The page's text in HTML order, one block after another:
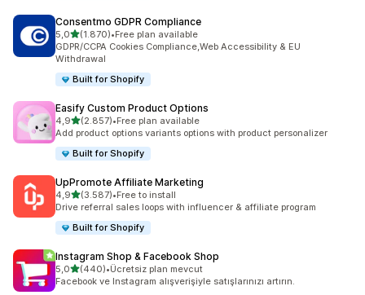
Consentmo GDPR Compliance
5,05 yıldız üzerinden
(1.870)
toplam 1870 değerlendirme
•Free plan available
GDPR/CCPA Cookies Compliance,Web Accessibility & EU
Withdrawal
Built for Shopify
Easify Custom Product Options
4,95 yıldız üzerinden
(2.857)
toplam 2857 değerlendirme
•Free plan available
Add product options variants options with product personalizer
Built for Shopify
UpPromote Affiliate Marketing
4,95 yıldız üzerinden
(3.587)
toplam 3587 değerlendirme
•Free to install
Drive referral sales loops with influencer & affiliate program
Built for Shopify
Instagram Shop & Facebook Shop
5,05 yıldız üzerinden
(440)
toplam 440 değerlendirme
•Ücretsiz plan mevcut
Facebook ve Instagram alışverişiyle satışlarınızı artırın.